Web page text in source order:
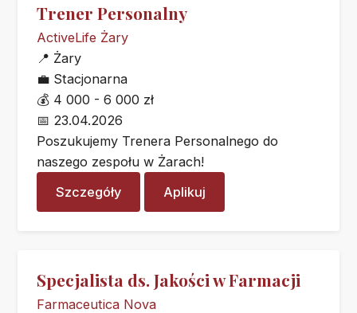
Trener Personalny
ActiveLife Żary
📍 Żary
💼 Stacjonarna
💰 4 000 - 6 000 zł
📅 23.04.2026
Poszukujemy Trenera Personalnego do
naszego zespołu w Żarach!
Szczegóły
Aplikuj
Specjalista ds. Jakości w Farmacji
Farmaceutica Nova